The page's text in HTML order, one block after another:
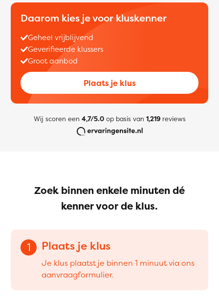
Daarom kies je voor kluskenner
Geheel vrijblijvend
Geverifieerde klussers
Groot aanbod
Plaats je klus
Wij scoren een 4,7/5.0op basis van 1,219reviews
Zoek binnen enkele minuten dé
kenner voor de klus.
1 Plaats je klus
Je klus plaatst je binnen 1 minuut via ons
aanvraagformulier.